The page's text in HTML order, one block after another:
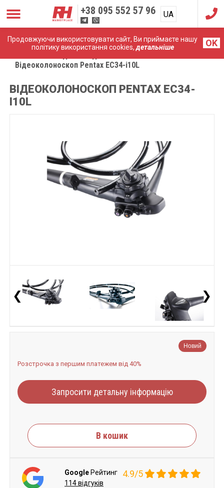
Продовжуючи використовувати сайт, Ви приймаєте нашу
політику використання cookies,детальніше OK
+38 095 552 57 96 UA
RU
Відеоколоноскоп Pentax EC34-i10L
ВІДЕОКОЛОНОСКОП PENTAX EC34-
I10L
❮ ❯
Новий
Розстрочка з першим платежем від 40%
Запросити детальну інформацію
В кошик
Google Рейтинг 4.9/5
114 відгуків